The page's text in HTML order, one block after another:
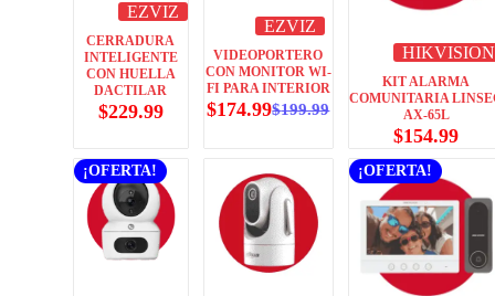
EZVIZ
CERRADURA
INTELIGENTE
CON HUELLA
DACTILAR
$229.99
EZVIZ
VIDEOPORTERO
CON MONITOR WI-
FI PARA INTERIOR
$199.99
$174.99
HIKVISION
KIT ALARMA
COMUNITARIA
AX-65L
$154.99
¡OFERTA! ¡OFERTA!